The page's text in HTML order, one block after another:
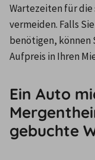
Wartezeiten für die
vermeiden. Falls
benötigen, können
Aufpreis in Ihren
Ein Auto
gebuchte